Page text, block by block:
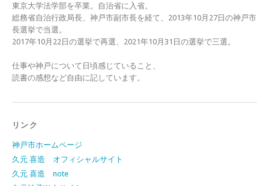
東京大学法学部を卒業。自治省に入省。
総務省自治行政局長、神戸市副市長を経て、2013年10月27日の神戸市
長選挙で当選。
2017年10月22日の選挙で再選、2021年10月31日の選挙で三選。
仕事や神戸について日頃感じていること、
読書の感想など自由に記しています。
リンク
神戸市ホームページ
久元 喜造 オフィシャルサイト
久元 喜造 note